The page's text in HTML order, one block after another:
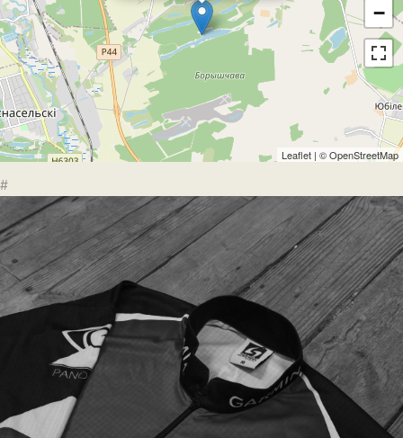
−
Leaflet | ©OpenStreetMap
#